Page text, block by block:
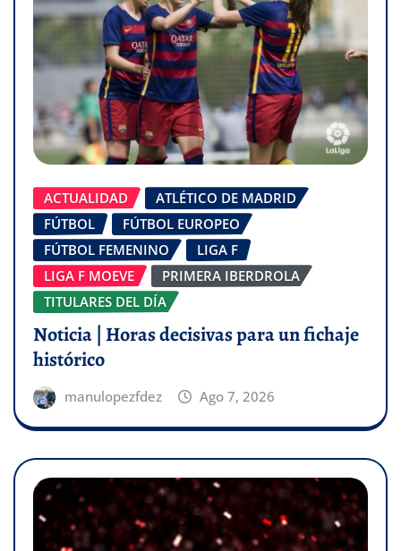
ACTUALIDAD
ATLÉTICO DE MADRID
FÚTBOL
FÚTBOL EUROPEO
FÚTBOL FEMENINO
LIGA F
LIGA F MOEVE
PRIMERA IBERDROLA
TITULARES DEL DÍA
Noticia | Horas decisivas para un fichaje
histórico
manulopezfdez Ago 7, 2026